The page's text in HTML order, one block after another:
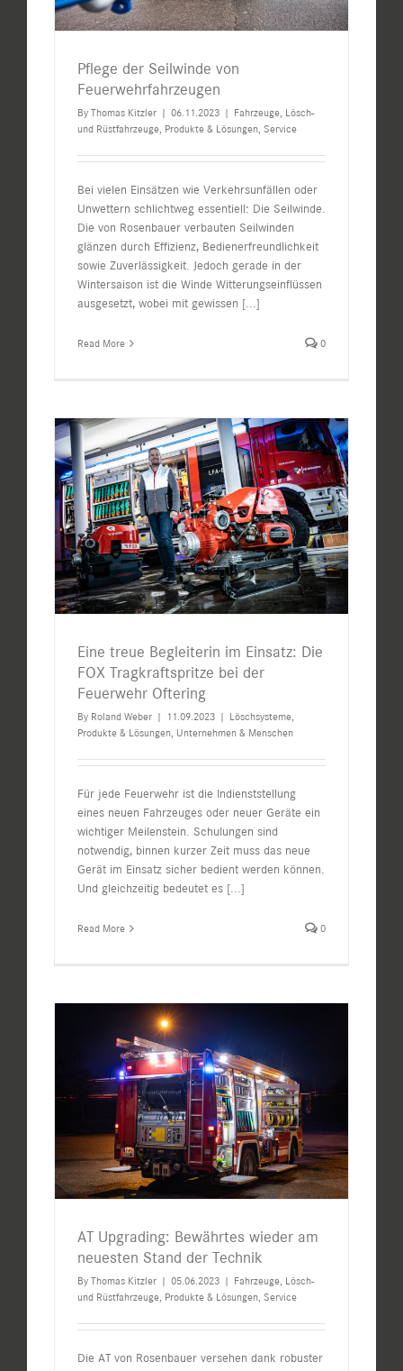
Pflege der Seilwinde von
Feuerwehrfahrzeugen
By Thomas Kitzler | 06.11.2023 | Fahrzeuge Lösch-
und Rüstfahrzeuge Produkte & Lösungen Service
Bei vielen Einsätzen wie Verkehrsunfällen oder
Unwettern schlichtweg essentiell: Die Seilwinde.
Die von Rosenbauer verbauten Seilwinden
glänzen durch Effizienz, Bedienerfreundlichkeit
sowie Zuverlässigkeit. Jedoch gerade in der
Wintersaison ist die Winde Witterungseinflüssen
ausgesetzt, wobei mit gewissen [...]
Read More 0
Eine treue Begleiterin im Einsatz: Die
FOX Tragkraftspritze bei der
Feuerwehr Oftering
By Roland Weber | 11.09.2023 | Löschsysteme
Produkte & Lösungen Unternehmen & Menschen
Für jede Feuerwehr ist die Indienststellung
eines neuen Fahrzeuges oder neuer Geräte ein
wichtiger Meilenstein. Schulungen sind
notwendig, binnen kurzer Zeit muss das neue
Gerät im Einsatz sicher bedient werden können.
Und gleichzeitig bedeutet es [...]
Read More 0
AT Upgrading: Bewährtes wieder am
neuesten Stand der Technik
By Thomas Kitzler | 05.06.2023 | Fahrzeuge, Lösch-
und Rüstfahrzeuge, Produkte & Lösungen, Service
Die AT von Rosenbauer versehen dank robuster